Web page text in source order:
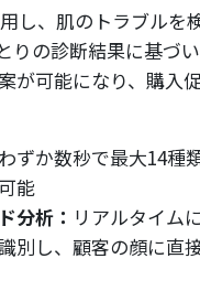
し、肌のトラブルを
りの診断結果に基づ
が可能になり、購入
わずか数秒で最大14種
能
分析： リアルタイム
別し、顧客の顔に直